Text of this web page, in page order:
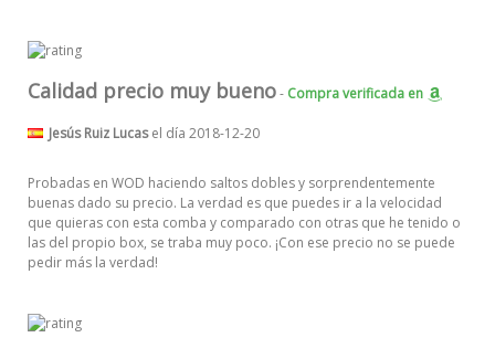
Calidad precio muy bueno- Compra verificada en
Jesús Ruiz Lucasel día 2018-12-20
Probadas en WOD haciendo saltos dobles y sorprendentemente
buenas dado su precio. La verdad es que puedes ir a la velocidad
que quieras con esta comba y comparado con otras que he tenido o
las del propio box, se traba muy poco. ¡Con ese precio no se puede
pedir más la verdad!